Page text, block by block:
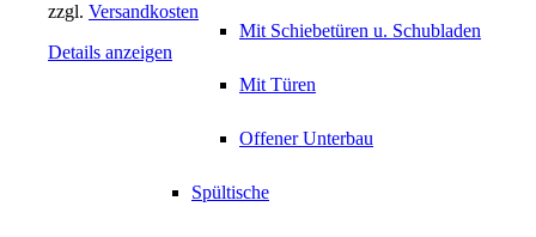
Mit Schiebetüren u. Schubladen
Mit Türen
Offener Unterbau
Spültische
zzgl. Versandkosten
Details anzeigen